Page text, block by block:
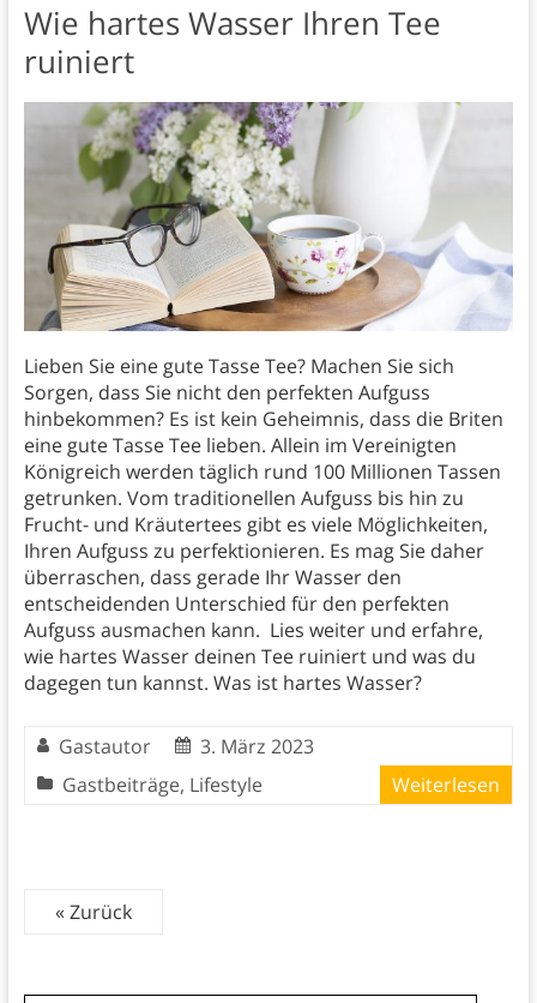
Wie hartes Wasser Ihren Tee
ruiniert
Lieben Sie eine gute Tasse Tee? Machen Sie sich
Sorgen, dass Sie nicht den perfekten Aufguss
hinbekommen? Es ist kein Geheimnis, dass die Briten
eine gute Tasse Tee lieben. Allein im Vereinigten
Königreich werden täglich rund 100 Millionen Tassen
getrunken. Vom traditionellen Aufguss bis hin zu
Frucht- und Kräutertees gibt es viele Möglichkeiten,
Ihren Aufguss zu perfektionieren. Es mag Sie daher
überraschen, dass gerade Ihr Wasser den
entscheidenden Unterschied für den perfekten
Aufguss ausmachen kann. Lies weiter und erfahre,
wie hartes Wasser deinen Tee ruiniert und was du
dagegen tun kannst. Was ist hartes Wasser?
Gastautor
3. März 2023
Gastbeiträge, Lifestyle Weiterlesen
« Zurück